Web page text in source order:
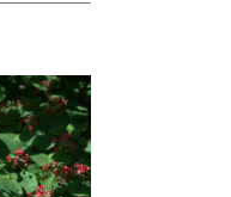
Biblioteki Narodowej